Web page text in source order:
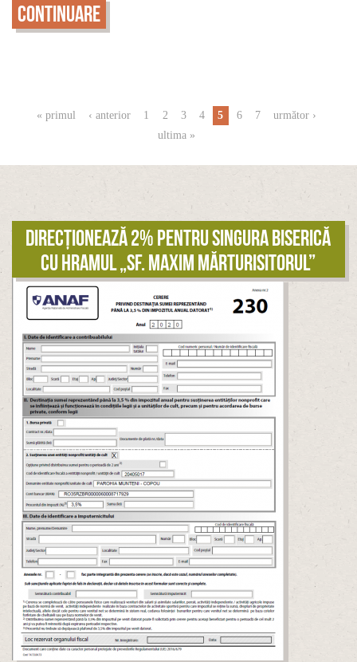
Continuare
Pagini
« primul ‹ anterior 1 2 3 4 5 6 7
următor ›
ultima »
Direcționează 2% pentru singura biserică
cu hramul „Sf. Maxim Mărturisitorul”